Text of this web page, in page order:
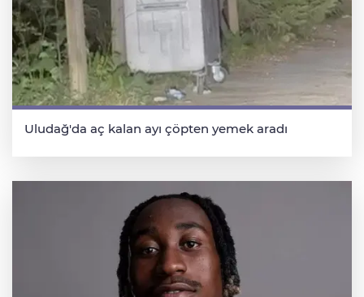
Uludağ'da aç kalan ayı çöpten yemek aradı